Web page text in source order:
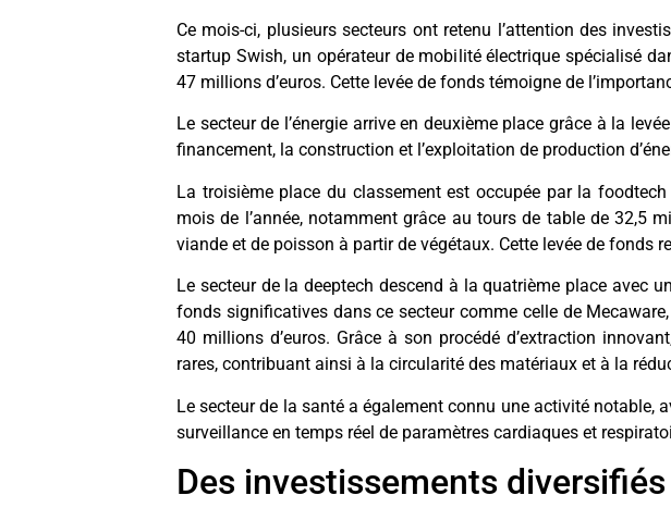
Ce mois-ci, plusieurs secteurs ont retenu l’attention des
startup Swish, un opérateur de mobilité électrique spécialisé
47 millions d’euros. Cette levée de fonds témoigne de
Le secteur de l’énergie arrive en deuxième place grâce à la
financement, la construction et l’exploitation de production
La troisième place du classement est occupée par la
mois de l’année, notamment grâce au tours de table de 32,5
viande et de poisson à partir de végétaux. Cette levée de fonds
Le secteur de la deeptech descend à la quatrième place avec
fonds significatives dans ce secteur comme celle de
40 millions d’euros. Grâce à son procédé d’extraction
rares, contribuant ainsi à la circularité des matériaux et à la
Le secteur de la santé a également connu une activité
surveillance en temps réel de paramètres cardiaques et
Des investissements diversifiés